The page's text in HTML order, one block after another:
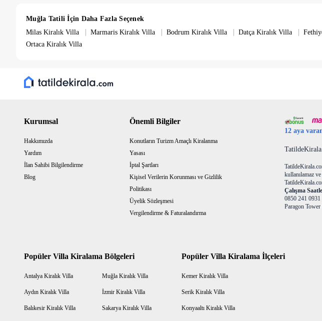
Muğla Tatili İçin Daha Fazla Seçenek
Milas Kiralık Villa
| Marmaris Kiralık Villa | Bodrum Kiralık Villa | Datça Kiralık Villa |
Ortaca Kiralık Villa
Kurumsal
Hakkımızda
Yardım
İlan Sahibi Bilgilendirme
Blog
Önemli Bilgiler
Konutların Turizm Amaçlı Kiralanma
Yasası
İptal Şartları
Kişisel Verilerin Korunması ve Gizlilik
Politikası
Üyelik Sözleşmesi
Vergilendirme & Faturalandırma
12 aya
kullanılamaz
Çalışma
0850 241 0931
Paragon
Popüler Villa Kiralama Bölgeleri
Antalya Kiralık Villa Muğla Kiralık Villa
Aydın Kiralık Villa İzmir Kiralık Villa
Balıkesir Kiralık Villa Sakarya Kiralık Villa
Popüler Villa Kiralama İlçeleri
Kemer Kiralık Villa
Serik Kiralık Villa
Konyaaltı Kiralık Villa